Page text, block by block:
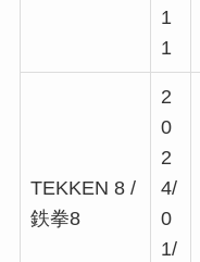
1
1
TEKKEN 8 /
鉄拳8
2
0
2
4/
0
1/